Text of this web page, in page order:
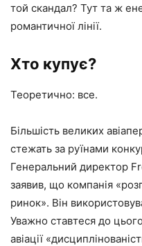
той скандал? Тут та ж
романтичної лінії.
Хто купує?
Теоретично: все.
Більшість великих
стежать за руїнами
Генеральний директор
заявив, що компанія
ринок». Він
Уважно ставтеся до
авіації